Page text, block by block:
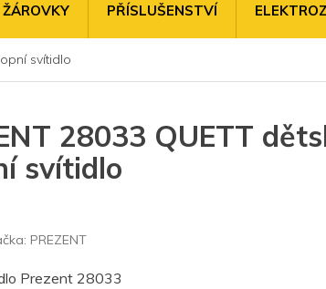
ŽÁROVKY PŘÍSLUŠENSTVÍ
svítidlo
Prezent 28033
28033 QUETT
svítidlo
PREZENT